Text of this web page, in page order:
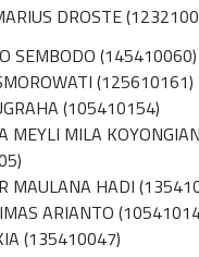
DROSTE
SEMBODO (145410060)
(125610161)
(105410154)
MEYLI MILA KOYONGIAN
MAULANA HADI
ARIANTO
(135410047)